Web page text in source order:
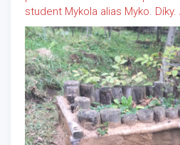
student Mykola alias Myko.